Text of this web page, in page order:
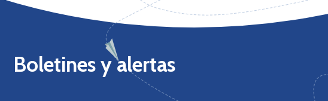
Boletines y alertas